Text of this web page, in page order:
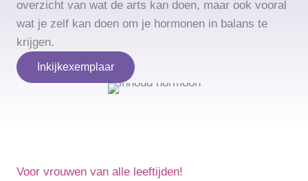
overzicht van wat de arts kan doen, maar ook vooral
wat je zelf kan doen om je hormonen in balans te
krijgen.
Inkijkexemplaar
Voor vrouwen van alle leeftijden!